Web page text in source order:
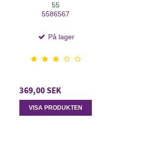
55
5586567
På lager
369,00 SEK
VISA PRODUKTEN